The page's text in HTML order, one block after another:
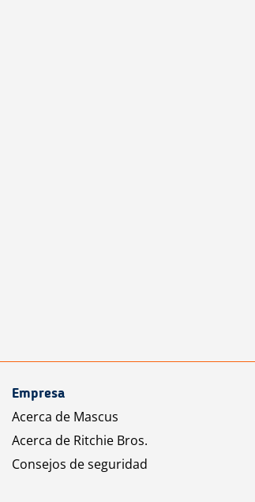
Empresa
Acerca de Mascus
Acerca de Ritchie Bros.
Consejos de seguridad